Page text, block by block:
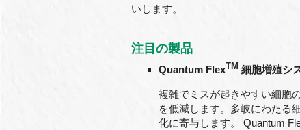
いします。
注目の製品
Quantum FlexTM 細胞増殖シ
複雑でミスが起きやすい細胞
を低減します。多岐にわたる
化に寄与します。 Quantum